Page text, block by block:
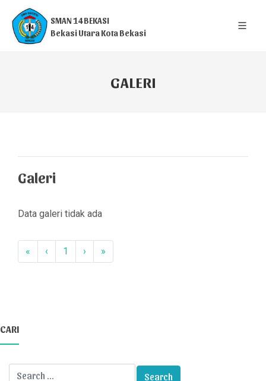
SMAN 14 BEKASI
Bekasi Utara Kota Bekasi
GALERI
Galeri
Data galeri tidak ada
« ‹ 1 › »
CARI